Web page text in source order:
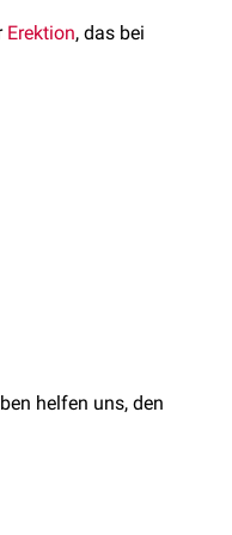
Erektion, das bei
helfen uns, den